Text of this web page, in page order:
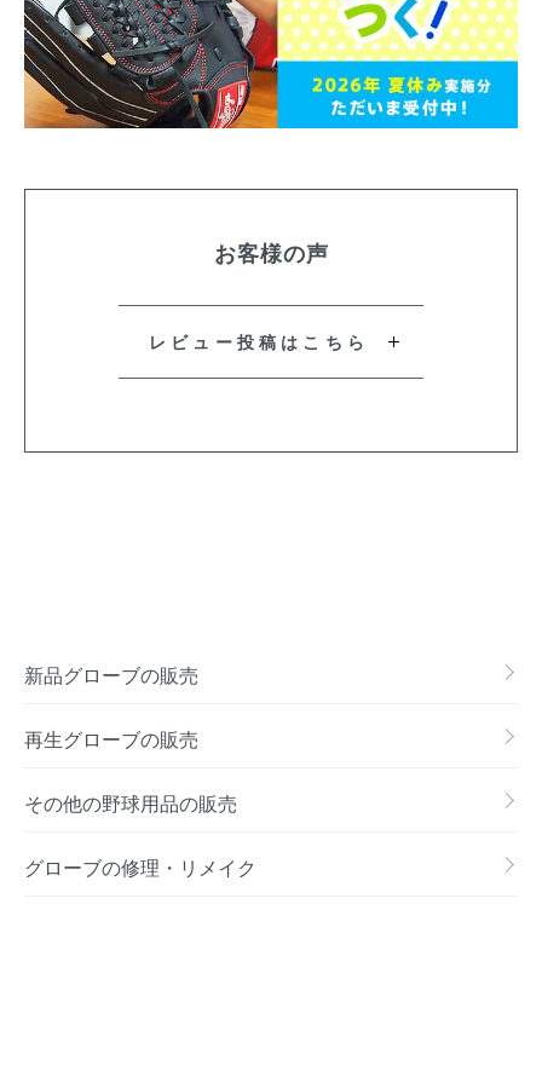
お客様の声
レビュー投稿はこちら
新品グローブの販売
再生グローブの販売
その他の野球用品の販売
グローブの修理・リメイク